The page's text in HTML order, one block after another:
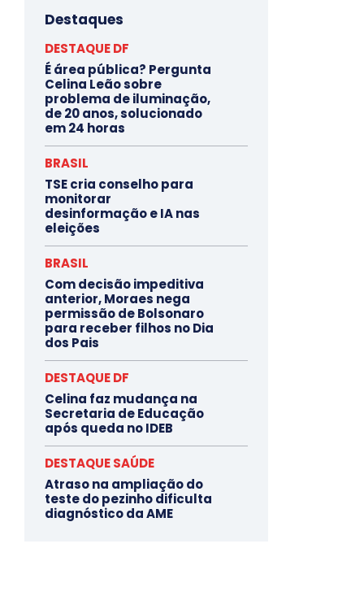
Destaques
DESTAQUE DF
É área pública? Pergunta
Celina Leão sobre
problema de iluminação,
de 20 anos, solucionado
em 24 horas
BRASIL
TSE cria conselho para
monitorar
desinformação e IA nas
eleições
BRASIL
Com decisão impeditiva
anterior, Moraes nega
permissão de Bolsonaro
para receber filhos no Dia
dos Pais
DESTAQUE DF
Celina faz mudança na
Secretaria de Educação
após queda no IDEB
DESTAQUE SAÚDE
Atraso na ampliação do
teste do pezinho dificulta
diagnóstico da AME